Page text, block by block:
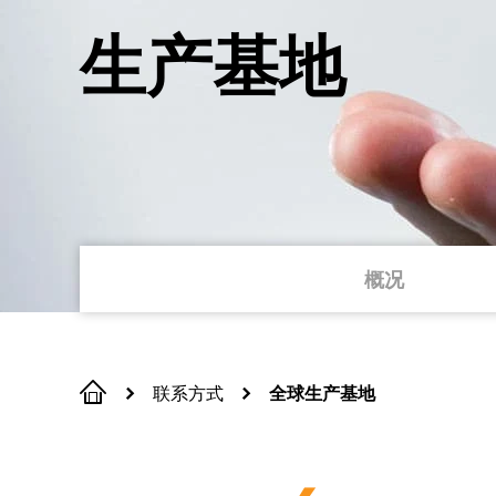
生产基地
概况
联系方式 全球生产基地